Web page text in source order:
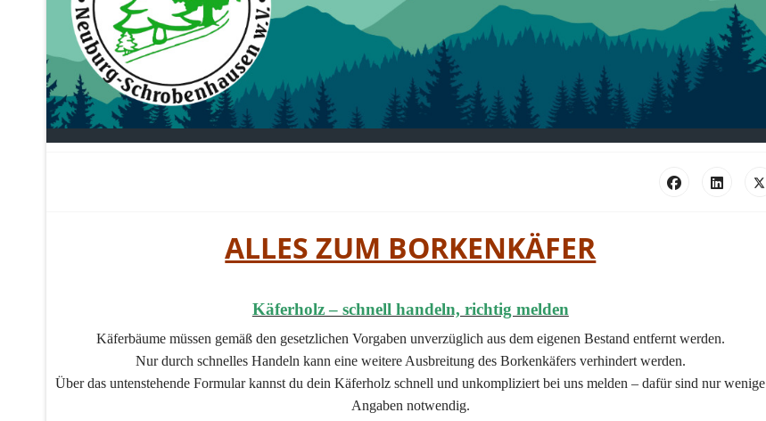
ALLES ZUM BORKENKÄFER
Käferholz – schnell handeln, richtig melden
Käferbäume müssen gemäß den gesetzlichen Vorgaben unverzüglich aus dem eigenen Bestand entfernt werden.
Nur durch schnelles Handeln kann eine weitere Ausbreitung des Borkenkäfers verhindert werden.
Über das untenstehende Formular kannst du dein Käferholz schnell und unkompliziert bei uns melden – dafür sind nur wenige
Angaben notwendig.